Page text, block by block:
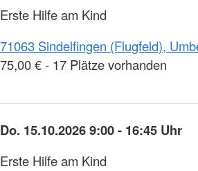
Erste Hilfe am Kind
71063 Sindelfingen (Flugfeld),
75,00 € - 17 Plätze vorhanden
Do. 15.10.2026 9:00 - 16:45 Uhr
Erste Hilfe am Kind